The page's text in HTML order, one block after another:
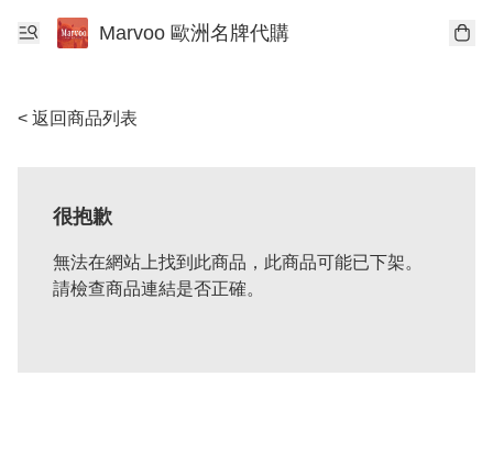
Marvoo 歐洲名牌代購
< 返回商品列表
很抱歉
無法在網站上找到此商品，此商品可能已下架。
請檢查商品連結是否正確。